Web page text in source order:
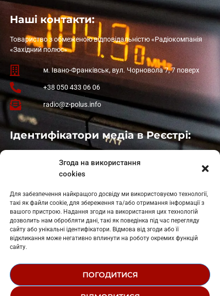
Згода на використання
cookies
Для забезпечення найкращого досвіду ми використовуємо технології,
такі як файли cookie, для збереження та/або отримання інформації з
вашого пристрою. Надання згоди на використання цих технологій
дозволить нам обробляти дані, такі як поведінка під час перегляду
сайту або унікальні ідентифікатори. Відмова від згоди або її
відкликання може негативно вплинути на роботу окремих функцій
сайту.
ПОГОДИТИСЯ
Наші контакти:
Товариство з обмеженою відповідальністю «Радіокомпанія
«Західний полюс»
м. Івано-Франківськ, вул. Чорновола 7, 7 поверх
+38 050 433 06 06
radio@z-polus.info
Ідентифікатори медіа в Реєстрі:
: L11-01410
: L11-01801
Косів: L11-01805
Гарасимів: L11-02274
© 1995-2026 РК «ЗАХІДНИЙ ПОЛЮС»